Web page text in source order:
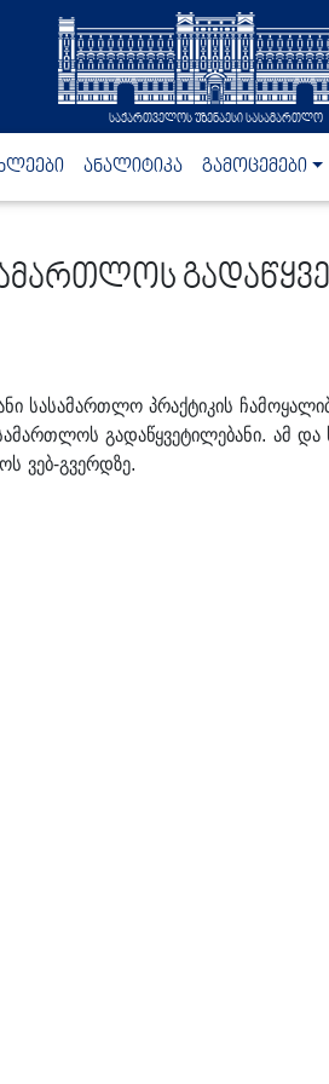
საქართველოს უზენაესი სასამართლო
ანალიტიკა გამოცემები
სასამართლო პრაქტიკის
გადაწყვეტილებანი. ამ
ვებ-გვერდზე.